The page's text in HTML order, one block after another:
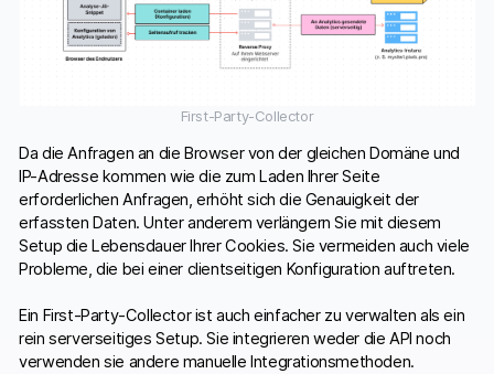
First-Party-Collector
Da die Anfragen an die Browser von der gleichen Domäne und
IP-Adresse kommen wie die zum Laden Ihrer Seite
erforderlichen Anfragen, erhöht sich die Genauigkeit der
erfassten Daten. Unter anderem verlängern Sie mit diesem
Setup die Lebensdauer Ihrer Cookies. Sie vermeiden auch viele
Probleme, die bei einer clientseitigen Konfiguration auftreten.
Ein First-Party-Collector ist auch einfacher zu verwalten als ein
rein serverseitiges Setup. Sie integrieren weder die API noch
verwenden sie andere manuelle Integrationsmethoden.